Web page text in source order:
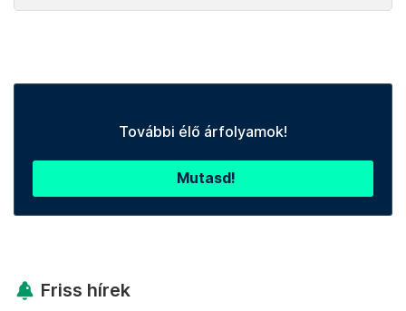
További élő árfolyamok!
Mutasd!
Friss hírek